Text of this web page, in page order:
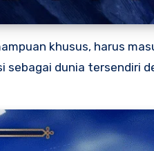
khusus, harus
dunia tersendiri